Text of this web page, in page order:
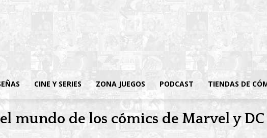
CINE Y SERIES ZONA JUEGOS PODCAST TIENDAS DE
mundo de los cómics de Marvel y DC